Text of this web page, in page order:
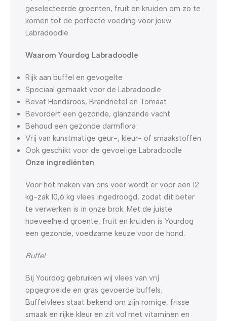
geselecteerde groenten, fruit en kruiden om zo te
komen tot de perfecte voeding voor jouw
Labradoodle.
Waarom Yourdog Labradoodle
Rijk aan buffel en gevogelte
Speciaal gemaakt voor de Labradoodle
Bevat Hondsroos, Brandnetel en Tomaat
Bevordert een gezonde, glanzende vacht
Behoud een gezonde darmflora
Vrij van kunstmatige geur-, kleur- of smaakstoffen
Ook geschikt voor de gevoelige Labradoodle
Onze ingrediënten
Voor het maken van ons voer wordt er voor een 12
kg-zak 10,6 kg vlees ingedroogd, zodat dit beter
te verwerken is in onze brok. Met de juiste
hoeveelheid groente, fruit en kruiden is Yourdog
een gezonde, voedzame keuze voor de hond.
Buffel
Bij Yourdog gebruiken wij vlees van vrij
opgegroeide en gras gevoerde buffels.
Buffelvlees staat bekend om zijn romige, frisse
smaak en rijke kleur en zit vol met vitaminen en